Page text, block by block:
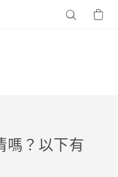
嗎？以下有